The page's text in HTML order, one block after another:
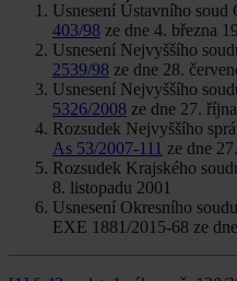
Usnesení Ústavního soud
403/98 ze dne 4. března
Usnesení Nejvyššího
2539/98 ze dne 28.
Usnesení Nejvyššího
5326/2008 ze dne 27.
Rozsudek Nejvyššího
As 53/2007-111 ze dne
Rozsudek Krajského
8. listopadu 2001
Usnesení Okresního
EXE 1881/2015-68 ze